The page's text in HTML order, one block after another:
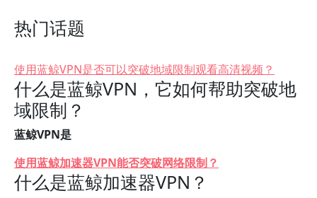
热门话题
使用蓝鲸VPN是否可以突破地域限制观看高清视频？
什么是蓝鲸VPN，它如何帮助突破地
域限制？
蓝鲸VPN是
使用蓝鲸加速器VPN能否突破网络限制？
什么是蓝鲸加速器VPN？